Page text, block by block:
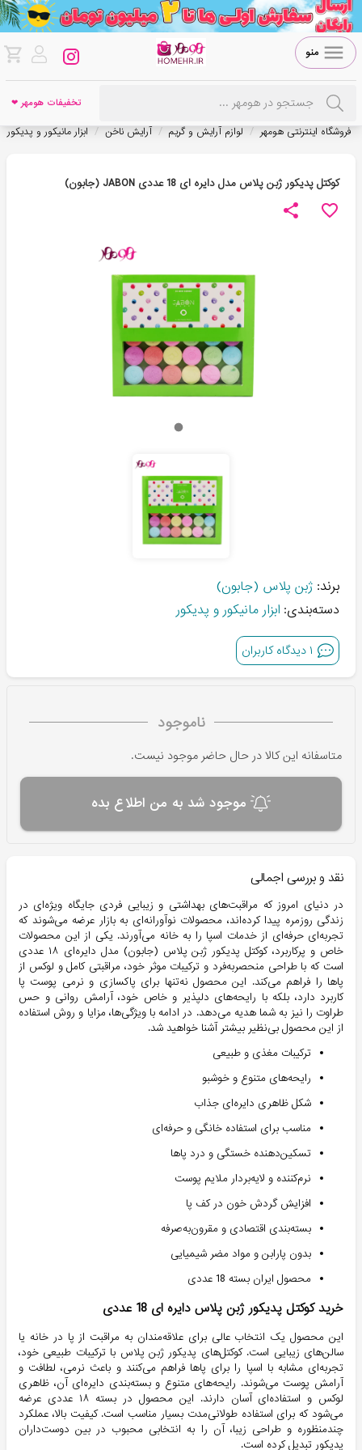
منو
تخفیفات هومهر ❤
فروشگاه اینترنتی هومهر / لوازم آرایش و گریم / آرایش ناخن / ابزار مانیکور و پدیکور
کوکتل پدیکور ژبن پلاس مدل دایره ای 18 عددی JABON (جابون)
برند: ژبن پلاس (جابون)
دسته‌بندی: ابزار مانیکور و پدیکور
۱دیدگاه کاربران
ناموجود
متاسفانه این کالا در حال حاضر موجود نیست.
موجود شد به من اطلاع بده
نقد و بررسی اجمالی
در دنیای امروز که مراقبت‌های بهداشتی و زیبایی فردی جایگاه ویژه‌ای در
زندگی روزمره پیدا کرده‌اند، محصولات نوآورانه‌ای به بازار عرضه می‌شوند که
تجربه‌ای حرفه‌ای از خدمات اسپا را به خانه می‌آورند. یکی از این محصولات
خاص و پرکاربرد، کوکتل پدیکور ژبن پلاس (جابون) مدل دایره‌ای ۱۸ عددی
است که با طراحی منحصر‌به‌فرد و ترکیبات موثر خود، مراقبتی کامل و لوکس از
پاها را فراهم می‌کند. این محصول نه‌تنها برای پاکسازی و نرمی پوست پا
کاربرد دارد، بلکه با رایحه‌های دلپذیر و خاص خود، آرامش روانی و حس
طراوت را نیز به شما هدیه می‌دهد. در ادامه با ویژگی‌ها، مزایا و روش استفاده
از این محصول بی‌نظیر بیشتر آشنا خواهید شد.
ترکیبات مغذی و طبیعی
رایحه‌های متنوع و خوشبو
شکل ظاهری دایره‌ای جذاب
مناسب برای استفاده خانگی و حرفه‌ای
تسکین‌دهنده خستگی و درد پاها
نرم‌کننده و لایه‌بردار ملایم پوست
افزایش گردش خون در کف پا
بسته‌بندی اقتصادی و مقرون‌به‌صرفه
بدون پارابن و مواد مضر شیمیایی
محصول ایران بسته 18 عددی
خرید کوکتل پدیکور ژبن پلاس دایره ای 18 عددی
این محصول یک انتخاب عالی برای علاقه‌مندان به مراقبت از پا در خانه یا
سالن‌های زیبایی است. کوکتل‌های پدیکور ژبن پلاس با ترکیبات طبیعی خود،
تجربه‌ای مشابه با اسپا را برای پاها فراهم می‌کنند و باعث نرمی، لطافت و
آرامش پوست می‌شوند. رایحه‌های متنوع و بسته‌بندی دایره‌ای آن، ظاهری
لوکس و استفاده‌ای آسان دارند. این محصول در بسته ۱۸ عددی عرضه
می‌شود که برای استفاده طولانی‌مدت بسیار مناسب است. کیفیت بالا، عملکرد
چندمنظوره و طراحی زیبا، آن را به انتخابی محبوب در بین دوست‌داران
پدیکور تبدیل کرده است.